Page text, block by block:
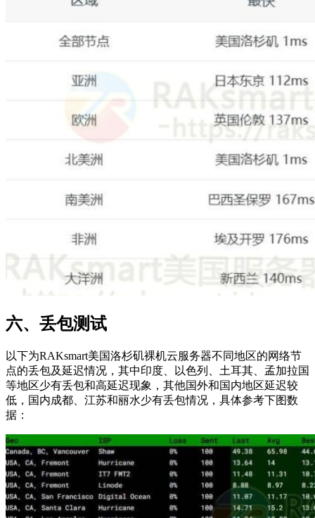
六、丢包测试
以下为RAKsmart美国洛杉矶裸机云服务器不同地区的网络节
点的丢包及延迟情况，其中印度、以色列、土耳其、孟加拉国
等地区少有丢包和高延迟现象，其他国外和国内地区延迟较
低，国内成都、江苏和丽水少有丢包情况，具体参考下图数
据：